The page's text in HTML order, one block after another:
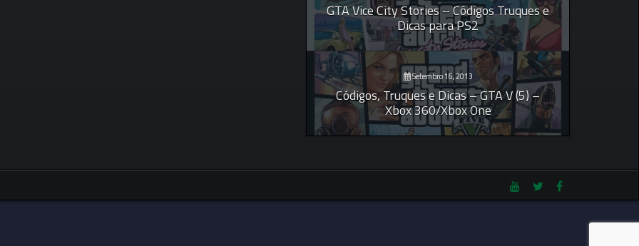
GTA Vice City Stories – Códigos Truques e
Dicas para PS2
Setembro 16, 2013
Códigos, Truques e Dicas – GTA V (5) –
Xbox 360/Xbox One